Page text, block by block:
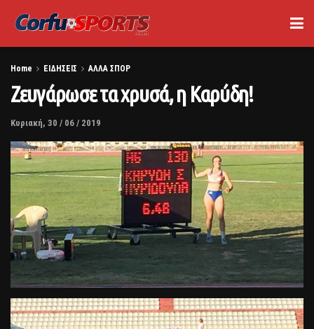
Home ΕΙΔΗΣΕΙΣ ΑΛΛΑ ΣΠΟΡ
Ζευγάρωσε τα χρυσά, η Καρύδη!
Κυριακή, 30 / 06 / 2019